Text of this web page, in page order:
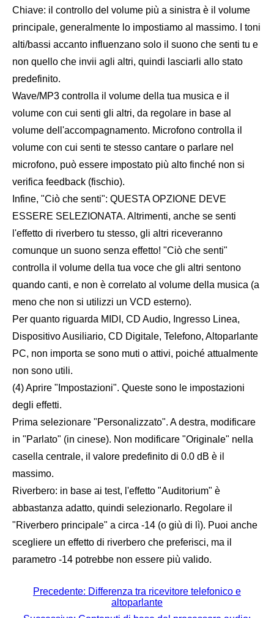
Chiave: il controllo del volume più a sinistra è il volume
principale, generalmente lo impostiamo al massimo. I toni
alti/bassi accanto influenzano solo il suono che senti tu e
non quello che invii agli altri, quindi lasciarli allo stato
predefinito.
Wave/MP3 controlla il volume della tua musica e il
volume con cui senti gli altri, da regolare in base al
volume dell'accompagnamento. Microfono controlla il
volume con cui senti te stesso cantare o parlare nel
microfono, può essere impostato più alto finché non si
verifica feedback (fischio).
Infine, "Ciò che senti": QUESTA OPZIONE DEVE
ESSERE SELEZIONATA. Altrimenti, anche se senti
l'effetto di riverbero tu stesso, gli altri riceveranno
comunque un suono senza effetto! "Ciò che senti"
controlla il volume della tua voce che gli altri sentono
quando canti, e non è correlato al volume della musica (a
meno che non si utilizzi un VCD esterno).
Per quanto riguarda MIDI, CD Audio, Ingresso Linea,
Dispositivo Ausiliario, CD Digitale, Telefono, Altoparlante
PC, non importa se sono muti o attivi, poiché attualmente
non sono utili.
(4) Aprire "Impostazioni". Queste sono le impostazioni
degli effetti.
Prima selezionare "Personalizzato". A destra, modificare
in "Parlato" (in cinese). Non modificare "Originale" nella
casella centrale, il valore predefinito di 0.0 dB è il
massimo.
Riverbero: in base ai test, l'effetto "Auditorium" è
abbastanza adatto, quindi selezionarlo. Regolare il
"Riverbero principale" a circa -14 (o giù di lì). Puoi anche
scegliere un effetto di riverbero che preferisci, ma il
parametro -14 potrebbe non essere più valido.
Precedente: Differenza tra ricevitore telefonico e
altoparlante